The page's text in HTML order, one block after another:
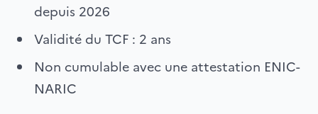
depuis 2026
Validité du TCF : 2 ans
Non cumulable avec une attestation ENIC-
NARIC